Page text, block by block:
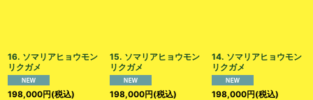
16. ソマリアヒョウモン
リクガメ
198,000円(税込)
15. ソマリアヒョウモン
リクガメ
198,000円(税込)
14. ソマリアヒョウモン
リクガメ
198,000円(税込)